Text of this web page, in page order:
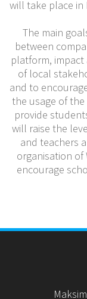
will take place in
The main
between
platform,
of local
and to
the usage of the
provide
will raise the
and teachers
organisation of
encourage